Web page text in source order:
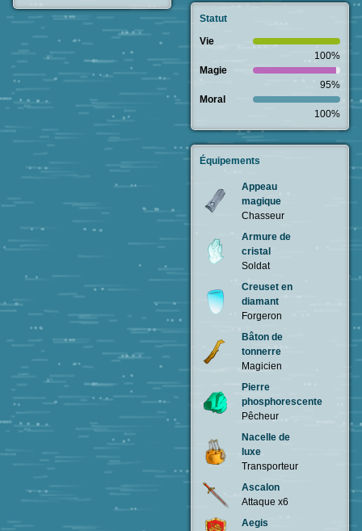
Statut
Vie
100%
Magie
95%
Moral
100%
Équipements
Appeau
magique
Chasseur
Armure de
cristal
Soldat
Creuset en
diamant
Forgeron
Bâton de
tonnerre
Magicien
Pierre
phosphorescente
Pêcheur
Nacelle de
luxe
Transporteur
Ascalon
Attaque x6
Aegis